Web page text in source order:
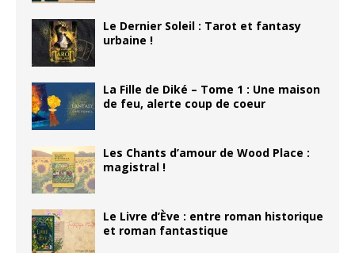
Le Dernier Soleil : Tarot et fantasy
urbaine !
La Fille de Diké – Tome 1 : Une maison
de feu, alerte coup de coeur
Les Chants d’amour de Wood Place :
magistral !
Le Livre d’Ève : entre roman historique
et roman fantastique